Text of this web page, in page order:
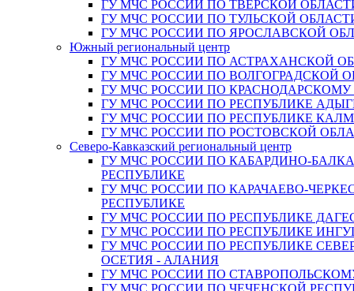
ГУ МЧС РОССИИ ПО ТВЕРСКОЙ
ГУ МЧС РОССИИ ПО ТУЛЬСКОЙ
ГУ МЧС РОССИИ ПО ЯРОСЛАВСКОЙ
Южный региональный центр
ГУ МЧС РОССИИ ПО АСТРАХАНСКОЙ
ГУ МЧС РОССИИ ПО ВОЛГОГРАДСКОЙ
ГУ МЧС РОССИИ ПО
ГУ МЧС РОССИИ ПО РЕСПУБЛИКЕ
ГУ МЧС РОССИИ ПО РЕСПУБЛИКЕ
ГУ МЧС РОССИИ ПО РОСТОВСКОЙ
Северо-Кавказский региональный центр
ГУ МЧС РОССИИ ПО КАБАРДИНО-
РЕСПУБЛИКЕ
ГУ МЧС РОССИИ ПО КАРАЧАЕВО-
РЕСПУБЛИКЕ
ГУ МЧС РОССИИ ПО РЕСПУБЛИКЕ
ГУ МЧС РОССИИ ПО РЕСПУБЛИКЕ
ГУ МЧС РОССИИ ПО РЕСПУБЛИКЕ
ОСЕТИЯ - АЛАНИЯ
ГУ МЧС РОССИИ ПО
ГУ МЧС РОССИИ ПО ЧЕЧЕНСКОЙ